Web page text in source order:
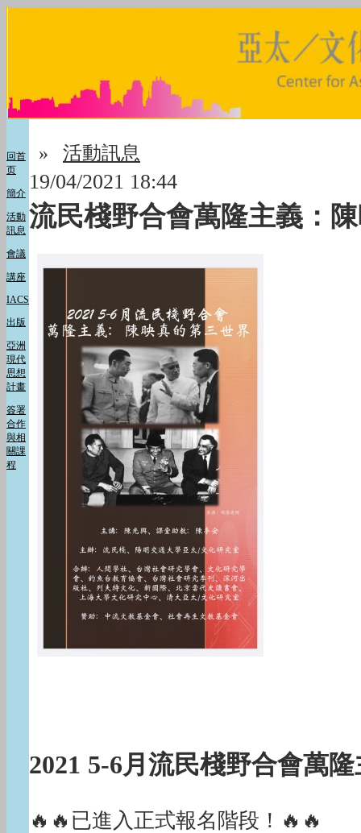
回首
页
簡介
活動
訊息
會議
講座
IACS
出版
亞洲
現代
思想
計畫
簽署
合作
與相
關課
程
» 活動訊息
19/04/2021 18:44
流民棧野合會萬隆主義：
2021 5-6月流民棧野合會萬
🔥🔥已進入正式報名階段！🔥🔥